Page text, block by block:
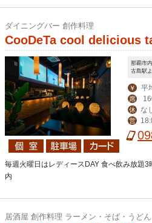
ダイニングバー 創作料理
CooDeTa cool delicious
那覇市
古島駅
￥ 平
席
休 な
営
リンク
毎週火曜日はレディースDAY 食べ飲み放題
内
居酒屋 創作料理 ラーメン・そば・うどん